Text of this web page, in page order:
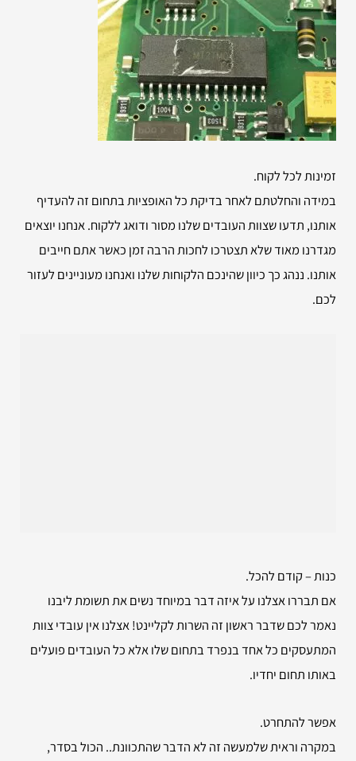
זמינות לכל לקוח.
במידה והחלטתם לאחר בדיקת כל האופציות בתחום זה להעדיף
אותנו, תדעו שצוות העובדים שלנו מסור ודואג ללקוח. אנחנו יוצאים
מגדרנו מאוד שלא תצטרכו לחכות הרבה זמן כאשר אתם חייבים
אותנו. ננהג כך כיוון שהינכם הלקוחות שלנו ואנחנו מעוניינים לעזור
לכם.
כנות – קודם להכל.
אם תבררו אצלנו על איזה דבר במיוחד נשים את תשומת ליבנו
נאמר לכם שדבר ראשון זה השרות לקליינט! אצלנו אין עובדי צוות
המתעסקים כל אחד בנפרד בתחום שלו אלא כל העובדים פועלים
באותו תחום יחדיו.
אפשר להתחרט.
במקרה וראית שלמעשה זה לא הדבר שהתכוונת.. הכול בסדר,